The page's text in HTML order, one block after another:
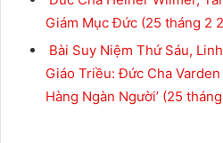
Giám Mục Đức (25 tháng 2
Bài Suy Niệm Thứ Sáu,
Giáo Triều: Đức Cha Varden
Hàng Ngàn Người’ (25